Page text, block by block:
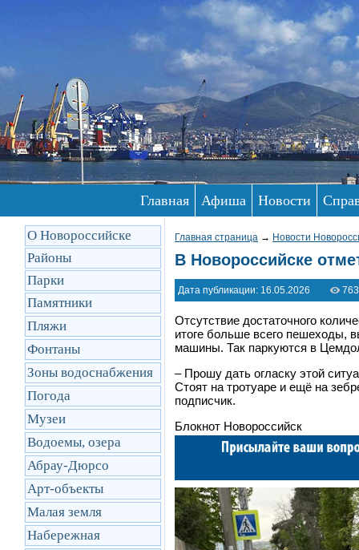
Главная Афиша Новости
О Новороссийске
Районы
Парки
Памятники
Пляжи
Фонтаны
Зоны водоснабжения
Погода
Музеи
Водоемы, озера
Абрау-Дюрсо
Арт-объекты
Малая земля
Набережная
Главная страница → Новости
В Новороссийске
Дата публикации: 16.05.2026
Отсутствие достаточного
итоге больше всего пешеходы,
машины. Так паркуются в
– Прошу дать огласку этой
Стоят на тротуаре и ещё на
подписчик.
Блокнот Новороссийск